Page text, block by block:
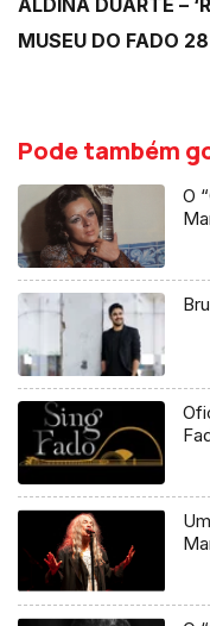
ALDINA DUARTE –
MUSEU DO FADO
Pode também
O